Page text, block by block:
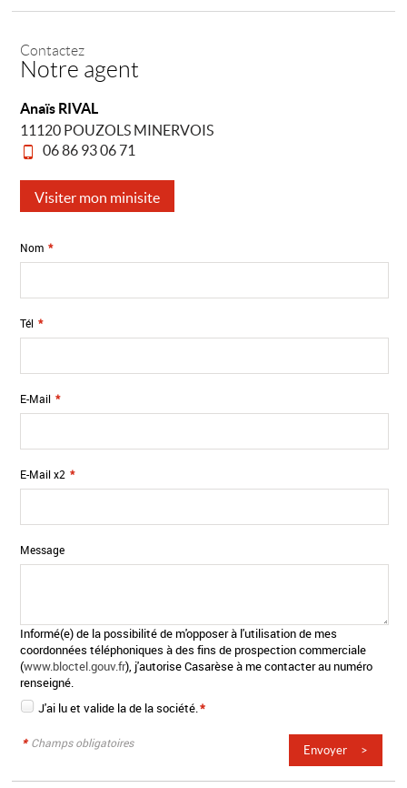
Contactez
Notre agent
Anaïs RIVAL
11120 POUZOLS MINERVOIS
06 86 93 06 71
Visiter mon minisite
Nom *
Tél *
E-Mail *
E-Mail x2 *
Message
Informé(e) de la possibilité de m'opposer à l'utilisation de mes
coordonnées téléphoniques à des fins de prospection commerciale
(www.bloctel.gouv.fr), j'autorise Casarèse à me contacter au numéro
renseigné.
J'ai lu et valide lade la société.*
* Champs obligatoires